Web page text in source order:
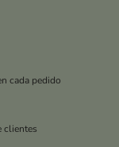
cada pedido
clientes